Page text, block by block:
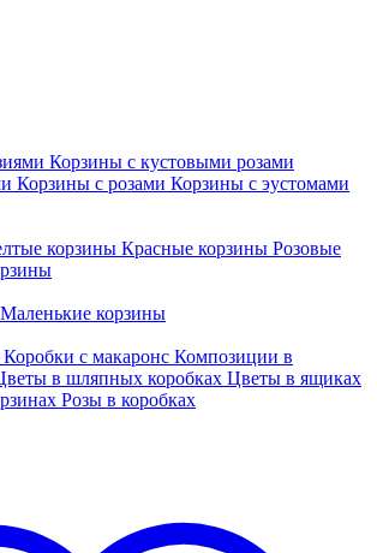
Корзины с кустовыми розами
Корзины с розами Корзины с эустомами
корзины Красные корзины Розовые
Маленькие корзины
Коробки с макаронс Композиции в
в шляпных коробках Цветы в ящиках
Розы в коробках